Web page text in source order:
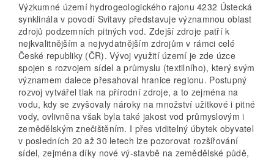
Výzkumné území hydrogeologického rajonu 4232 Ústecká
synklinála v povodí Svitavy představuje významnou oblast
zdrojů podzemních pitných vod. Zdejší zdroje patří k
nejkvalitnějším a nejvydatnějším zdrojům v rámci celé
České republiky (ČR). Vývoj využití území je zde úzce
spojen s rozvojem sídel a průmyslu (textilního), který svým
významem dalece přesahoval hranice regionu. Postupný
rozvoj vytvářel tlak na přírodní zdroje, a to zejména na
vodu, kdy se zvyšovaly nároky na množství užitkové i pitné
vody, ovlivněna však byla také jakost vod průmyslovým i
zemědělským znečištěním. I přes viditelný úbytek obyvatel
v posledních 20 až 30 letech lze pozorovat rozšiřování
sídel, zejména díky nové vý-stavbě na zemědělské půdě,